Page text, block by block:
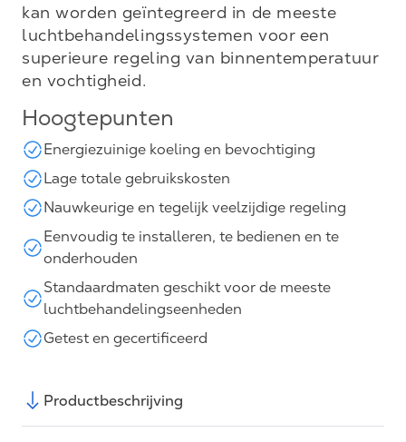
kan worden geïntegreerd in de meeste
luchtbehandelingssystemen voor een
superieure regeling van binnentemperatuur
en vochtigheid.
Hoogtepunten
Energiezuinige koeling en bevochtiging
Lage totale gebruikskosten
Nauwkeurige en tegelijk veelzijdige regeling
Eenvoudig te installeren, te bedienen en te
onderhouden
Standaardmaten geschikt voor de meeste
luchtbehandelingseenheden
Getest en gecertificeerd
Productbeschrijving